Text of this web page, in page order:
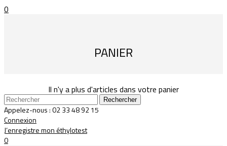
0
PANIER
Il n'y a plus d'articles dans votre panier
Rechercher
Appelez-nous :02 33 48 92 15
Connexion
J’enregistre mon éthylotest
0